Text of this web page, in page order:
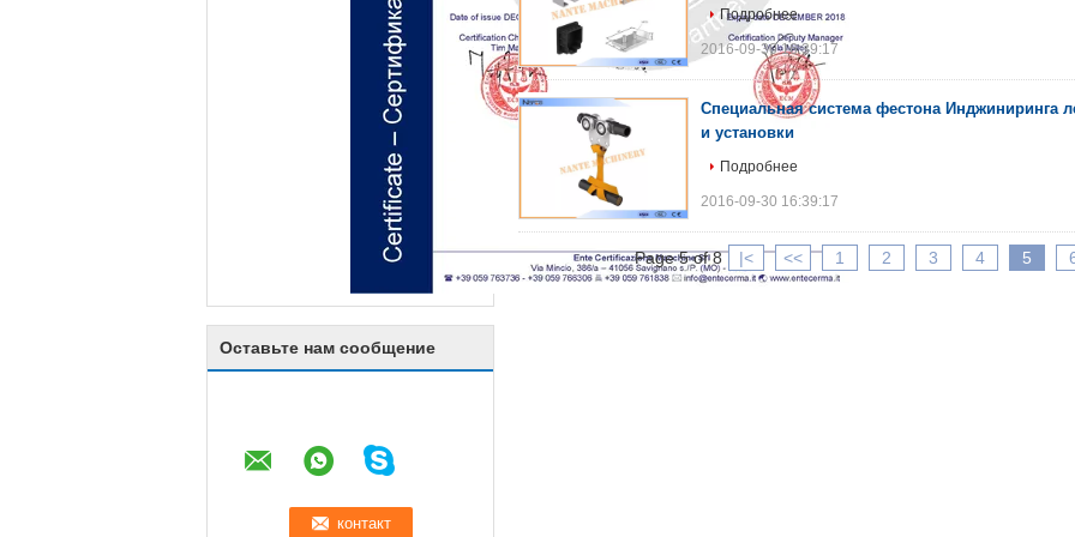
Оставьте нам сообщение
Подробнее
2016-09-30 16:39:17
Специальная система фестона Инджиниринга
и установки
Подробнее
2016-09-30 16:39:17
Page 5 of 8 |< << 1 2 3 4 5